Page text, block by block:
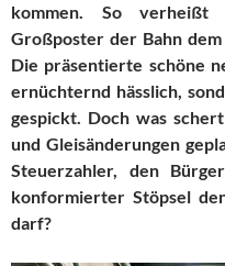
kommen. So
Großposter der Bahn
Die präsentierte schöne
ernüchternd hässlich,
gespickt. Doch was
und Gleisänderungen
Steuerzahler, den
konformierter Stöpsel
darf?